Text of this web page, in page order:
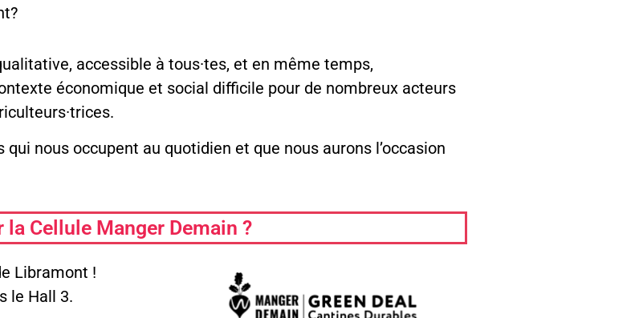
accessible à tous·tes, et en même temps,
économique et social difficile pour de nombreux acteurs
nous occupent au quotidien et que nous aurons l’occasion
Cellule Manger Demain ?
Libramont !
le Hall 3.